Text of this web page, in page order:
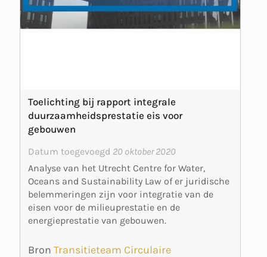
Toelichting bij rapport integrale
duurzaamheidsprestatie eis voor
gebouwen
Datum toegevoegd 20 oktober 2020
Analyse van het Utrecht Centre for Water,
Oceans and Sustainability Law of er juridische
belemmeringen zijn voor integratie van de
eisen voor de milieuprestatie en de
energieprestatie van gebouwen.
Bron Transitieteam Circulaire